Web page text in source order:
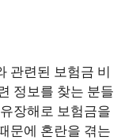
관련된 보험금 비
정보를 찾는 분들
장해로 보험금을
문에 혼란을 겪는